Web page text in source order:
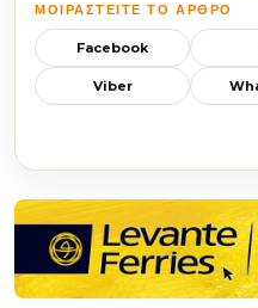
ΜΟΙΡΑΣΤΕΊΤΕ ΤΟ ΆΡΘΡΟ
Facebook
Viber